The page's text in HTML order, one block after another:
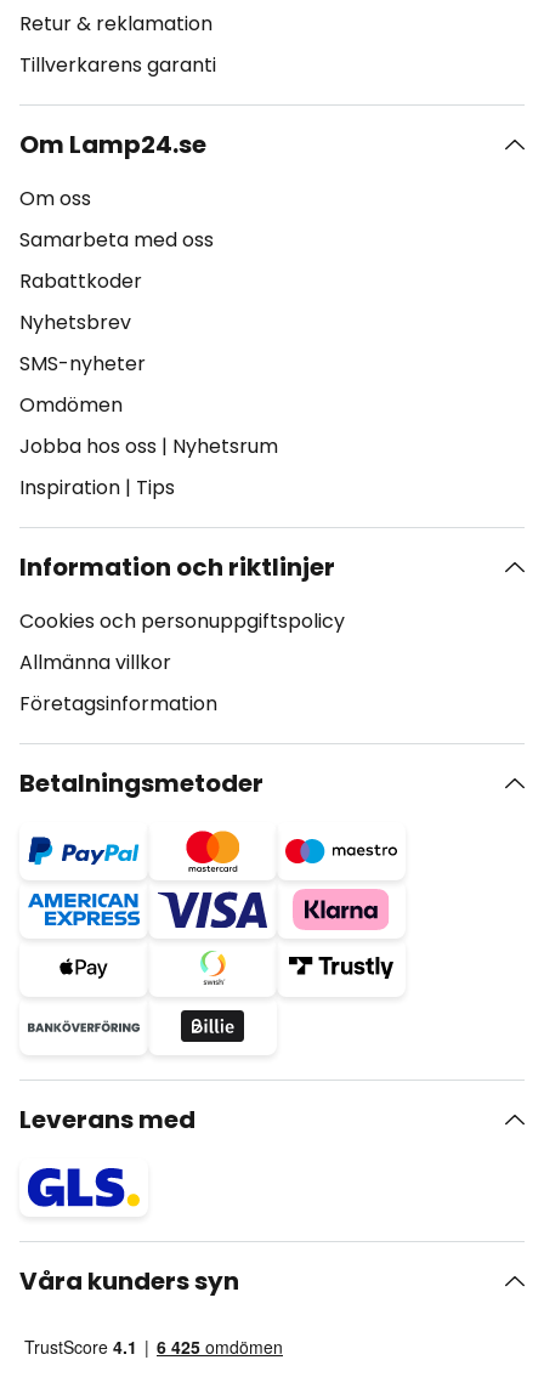
Retur & reklamation
Tillverkarens garanti
Om Lamp24.se
Om oss
Samarbeta med oss
Rabattkoder
Nyhetsbrev
SMS-nyheter
Omdömen
Jobba hos oss | Nyhetsrum
Inspiration | Tips
Information och riktlinjer
Cookies och personuppgiftspolicy
Allmänna villkor
Företagsinformation
Betalningsmetoder
Leverans med
Våra kunders syn